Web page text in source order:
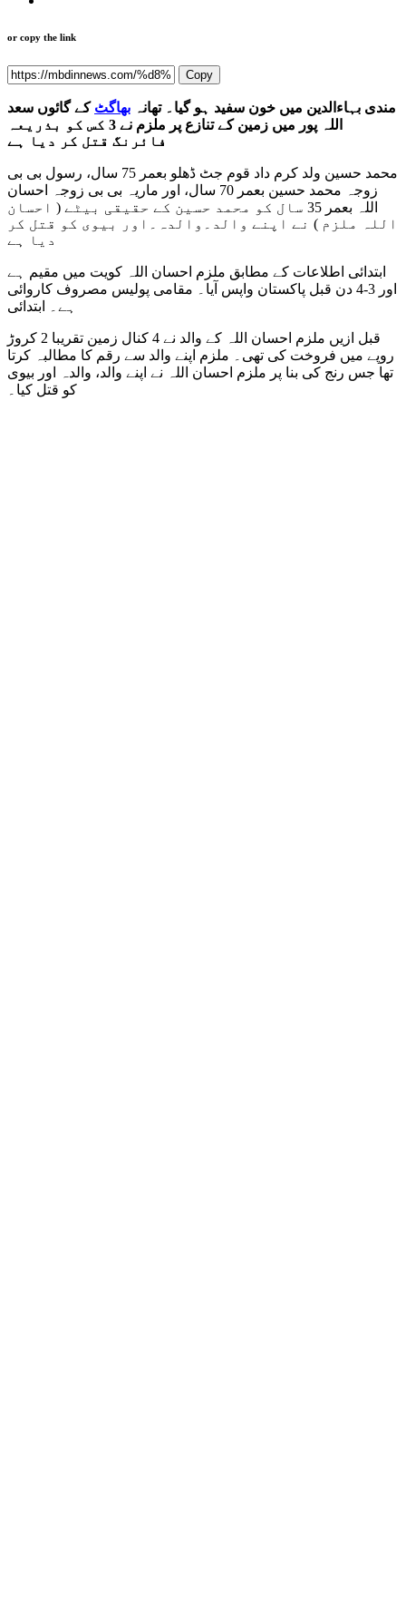
or copy the link
Copy
مندی بہاءالدین میں خون سفید ہو گیا۔ تھانہ بھاگٹ کے گائوں سعد
اللہ پور میں زمین کے تنازع پر ملزم نے 3 کس کو بذریعہ
فائرنگ قتل کر دیا ہے
محمد حسین ولد کرم داد قوم جٹ ڈھلو بعمر 75 سال، رسول بی بی
زوجہ محمد حسین بعمر 70 سال، اور ماریہ بی بی زوجہ احسان
اللہ بعمر 35 سال کو محمد حسین کے حقیقی بیٹے ( احسان
اللہ ملزم ) نے اپنے والد۔والدہ۔اور بیوی کو قتل کر
دیا ہے
ابتدائی اطلاعات کے مطابق ملزم احسان اللہ کویت میں مقیم ہے
اور 3-4 دن قبل پاکستان واپس آیا۔ مقامی پولیس مصروف کاروائی
ہے۔ ابتدائی
قبل ازیں ملزم احسان اللہ کے والد نے 4 کنال زمین تقریبا 2 کروڑ
روپے میں فروخت کی تھی۔ ملزم اپنے والد سے رقم کا مطالبہ کرتا
تھا جس رنج کی بنا پر ملزم احسان اللہ نے اپنے والد، والدہ اور بیوی
کو قتل کیا۔